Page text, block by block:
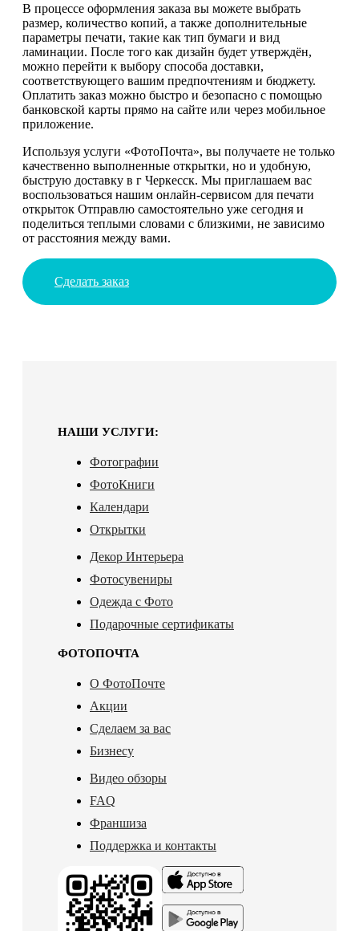
В процессе оформления заказа вы можете выбрать
размер, количество копий, а также дополнительные
параметры печати, такие как тип бумаги и вид
ламинации. После того как дизайн будет утверждён,
можно перейти к выбору способа доставки,
соответствующего вашим предпочтениям и бюджету.
Оплатить заказ можно быстро и безопасно с помощью
банковской карты прямо на сайте или через мобильное
приложение.
Используя услуги «ФотоПочта», вы получаете не только
качественно выполненные открытки, но и удобную,
быструю доставку в г Черкесск. Мы приглашаем вас
воспользоваться нашим онлайн-сервисом для печати
открыток Отправлю самостоятельно уже сегодня и
поделиться теплыми словами с близкими, не зависимо
от расстояния между вами.
Сделать заказ
НАШИ УСЛУГИ:
Фотографии
ФотоКниги
Календари
Открытки
Декор Интерьера
Фотосувениры
Одежда с Фото
Подарочные сертификаты
ФОТОПОЧТА
О ФотоПочте
Акции
Сделаем за вас
Бизнесу
Видео обзоры
FAQ
Франшиза
Поддержка и контакты